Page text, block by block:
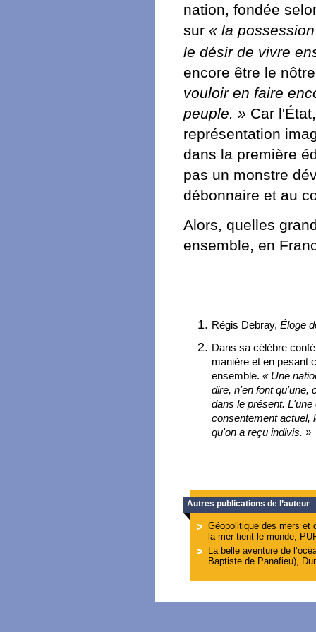
nation, fondée
sur « la
le désir de vivre
encore être le
vouloir en faire
peuple. » Car
représentation
dans la première
pas un monstre
débonnaire et au
Alors, quelles
ensemble, en
Régis Debray, Éloge
Dans sa célèbre
manière et en pesant
ensemble. « Une
dire, n'en font qu'une,
dans le présent.
consentement actuel,
qu'on a reçu indivis. »
Autres publications de l’auteur
Géopolitique des mers et
la mer tient le monde,
La belle aventure de
Baptiste de Panafieu),